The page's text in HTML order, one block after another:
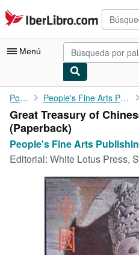
Pasar al contenido principal
IberLibro.com
Menú
Mi cuenta
Consultar mis pedidos
Búsqueda avanzada
Colecciones
Libros antiguos
Arte y coleccionismo
Vendedores
Comenzar a vender
Portada People's Fine Arts Publishing House
Great Treasury of
(Paperback)
People's Fine Arts
Editorial: White Lotus Press,